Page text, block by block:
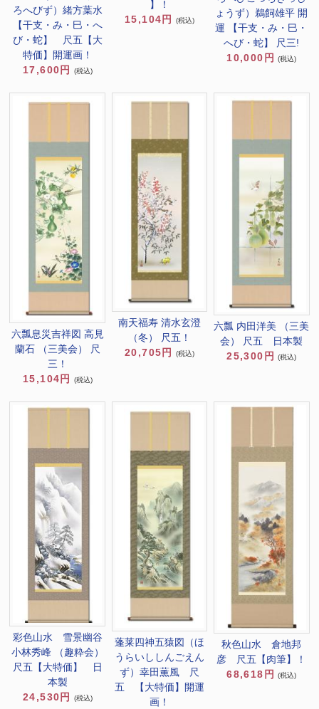
ろへびず）緒方葉水
【干支・み・巳・へ
び・蛇】 尺五【大
特価】開運画！
17,600円
(税込)
】！
15,104円
(税込)
ょうず）鵜飼雄平 開
運 【干支・み・巳・
へび・蛇】 尺三!
10,000円
(税込)
六瓢息災吉祥図 高見
蘭石 （三美会） 尺
三！
15,104円
(税込)
南天福寿 清水玄澄
（冬） 尺五！
20,705円
(税込)
六瓢 内田洋美 （三美
会） 尺五 日本製
25,300円 (税込)
彩色山水 雪景幽谷
小林秀峰 （趣粋会）
尺五【大特価】 日
本製
24,530円
(税込)
蓬莱四神五猿図（ほ
うらいししんごえん
ず）幸田薫風 尺
五 【大特価】開運
画！
秋色山水 倉地邦
彦 尺五【肉筆】！
68,618円
(税込)